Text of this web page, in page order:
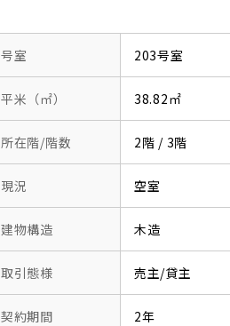
号室 203号室
平米（㎡） 38.82㎡
所在階/階数 2階 / 3階
現況 空室
建物構造 木造
取引態様 売主/貸主
契約期間 2年